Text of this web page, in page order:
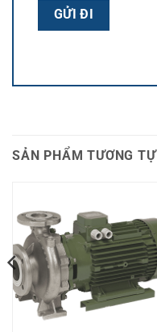
SẢN PHẨM TƯƠNG TỰ